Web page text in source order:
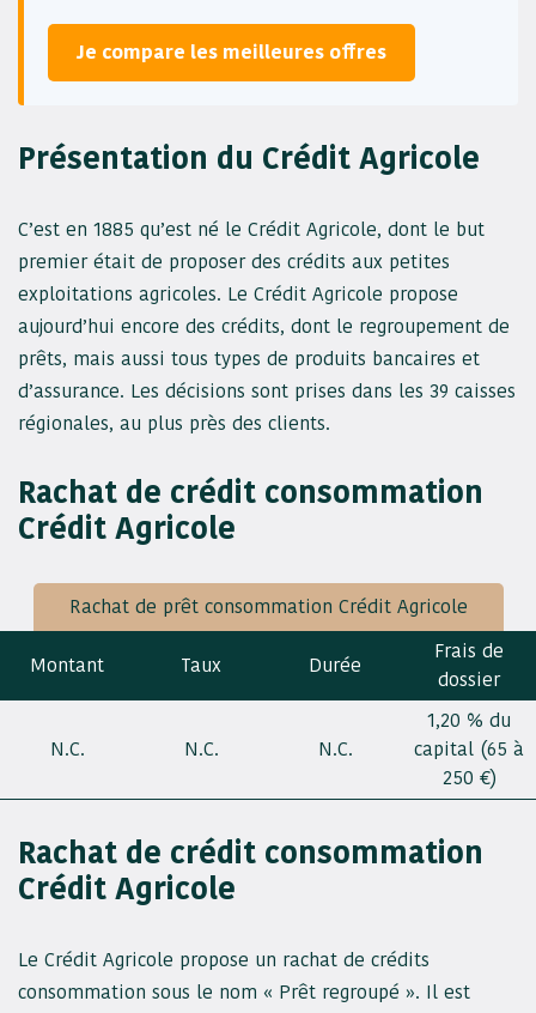
Je compare les meilleures offres
Présentation du Crédit Agricole
C’est en 1885 qu’est né le Crédit Agricole, dont le but
premier était de proposer des crédits aux petites
exploitations agricoles. Le Crédit Agricole propose
aujourd’hui encore des crédits, dont le regroupement de
prêts, mais aussi tous types de produits bancaires et
d’assurance. Les décisions sont prises dans les 39 caisses
régionales, au plus près des clients.
Rachat de crédit consommation
Crédit Agricole
Rachat de prêt consommation Crédit Agricole
Montant Taux Durée
Frais de
dossier
N.C. N.C. N.C.
1,20 % du
capital (65 à
250 €)
Rachat de crédit consommation
Crédit Agricole
Le Crédit Agricole propose un rachat de crédits
consommation sous le nom « Prêt regroupé ». Il est